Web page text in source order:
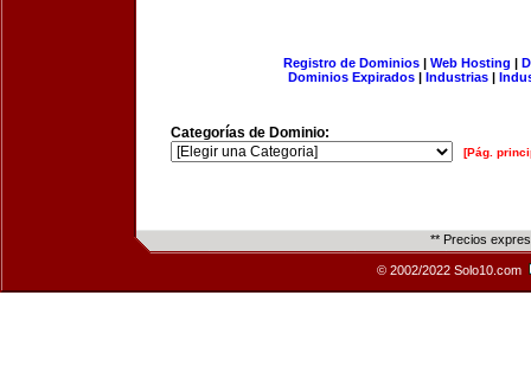
Registro de Dominios| Web Hosting |
Dominios Expirados | Industrias |
Categorías de Dominio:
[Pág.
** Precios
© 2002/2022 Solo10.com